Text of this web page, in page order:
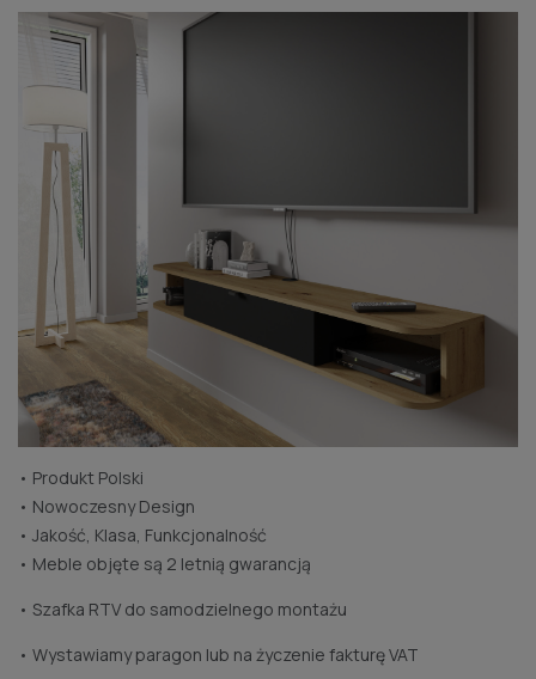
• Produkt Polski
• Nowoczesny Design
• Jakość, Klasa, Funkcjonalność
• Meble objęte są 2 letnią gwarancją
• Szafka RTV do samodzielnego montażu
• Wystawiamy paragon lub na życzenie fakturę VAT